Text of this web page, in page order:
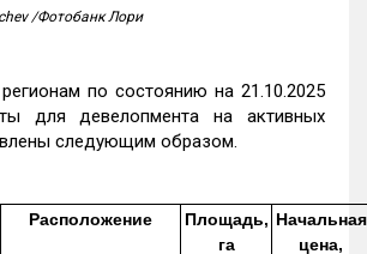
/Фотобанк Лори
по состоянию на 21.10.2025
для девелопмента на активных
следующим образом.
Расположение
Площадь,
га
Начальная
цена,